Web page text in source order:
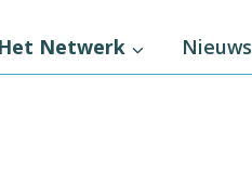
Het Netwerk Nieuws